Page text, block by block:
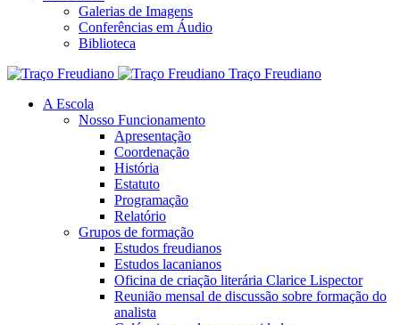
Galerias de Imagens
Conferências em Áudio
Biblioteca
Traço Freudiano
A Escola
Nosso Funcionamento
Apresentação
Coordenação
História
Estatuto
Programação
Relatório
Grupos de formação
Estudos freudianos
Estudos lacanianos
Oficina de criação literária Clarice Lispector
Reunião mensal de discussão sobre formação do
analista